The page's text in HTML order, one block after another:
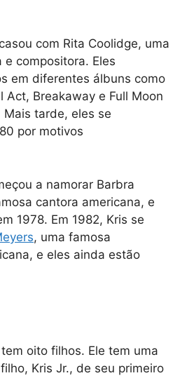
com Rita Coolidge, uma
e compositora. Eles
em diferentes álbuns como
Act, Breakaway e Full Moon
tarde, eles se
por motivos
a namorar Barbra
cantora americana, e
1978. Em 1982, Kris se
, uma famosa
e eles ainda estão
oito filhos. Ele tem uma
Kris Jr., de seu primeiro